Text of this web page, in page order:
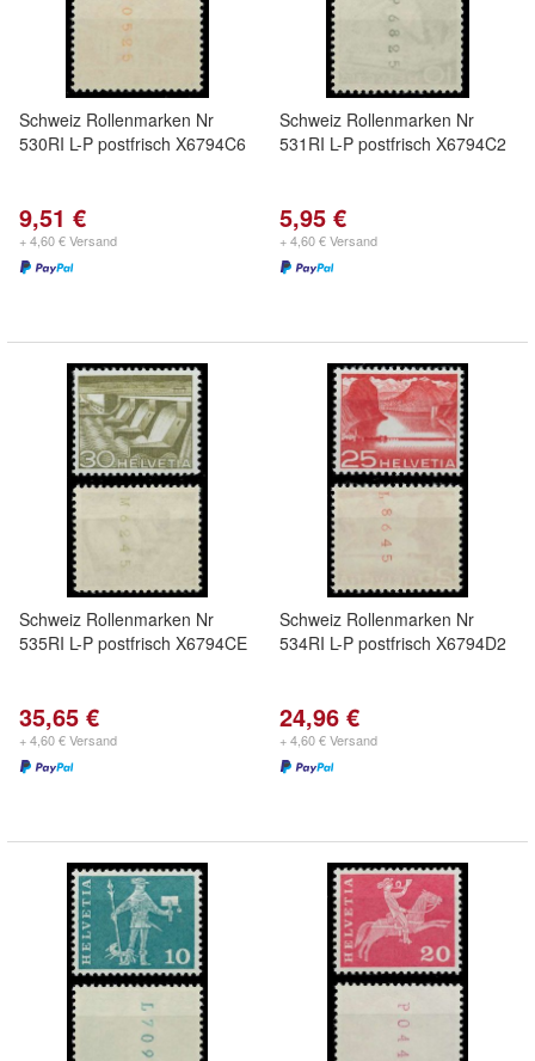
Schweiz Rollenmarken Nr
530RI L-P postfrisch X6794C6
9,51 €
+ 4,60 € Versand
Schweiz Rollenmarken Nr
531RI L-P postfrisch X6794C2
5,95 €
+ 4,60 € Versand
Schweiz Rollenmarken Nr
535RI L-P postfrisch X6794CE
35,65 €
+ 4,60 € Versand
Schweiz Rollenmarken Nr
534RI L-P postfrisch X6794D2
24,96 €
+ 4,60 € Versand